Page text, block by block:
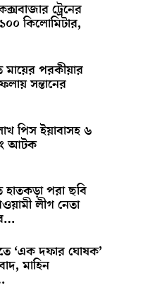
ট্রেনের
কিলোমিটার,
মায়ের পরকীয়ার
সন্তানের
পিস ইয়াবাসহ ৬
আটক
পরা ছবি
লীগ নেতা
‘এক দফার ঘোষক’
মাহিন